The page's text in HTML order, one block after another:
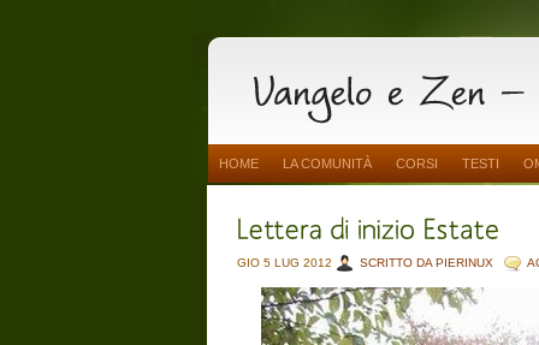
HOME LA COMUNITÀ CORSI TESTI
GIO 5 LUG 2012 SCRITTO DA PIERINUX